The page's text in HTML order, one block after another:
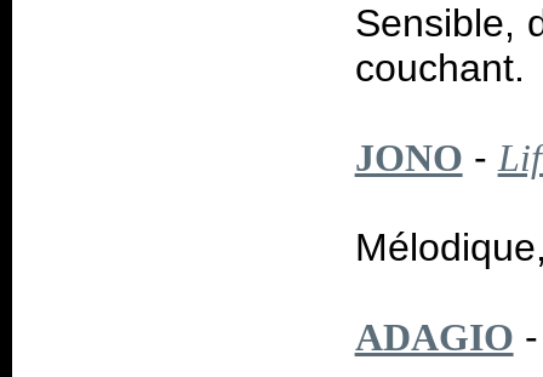
Sensible,
couchant.
JONO -
ADAGIO